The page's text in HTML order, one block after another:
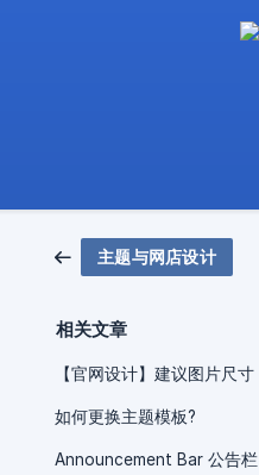
主题与网店设计
相关文章
【官网设计】建议图片尺寸
如何更换主题模板?
Announcement Bar 公告栏